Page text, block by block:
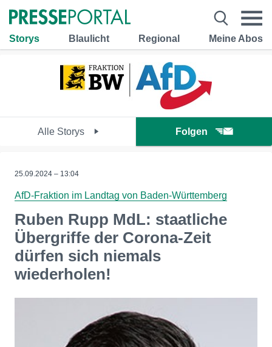
Storys Blaulicht Regional Meine Abos
Alle Storys Folgen
25.09.2024 – 13:04
AfD-Fraktion im Landtag von Baden-Württemberg
Ruben Rupp MdL: staatliche
Übergriffe der Corona-Zeit
dürfen sich niemals
wiederholen!